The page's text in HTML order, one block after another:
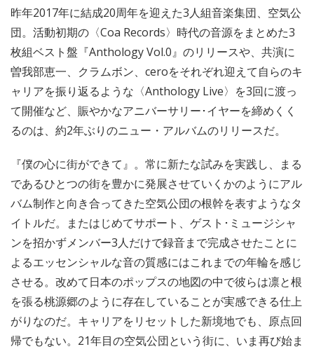
昨年2017年に結成20周年を迎えた3人組音楽集団、空気公
団。活動初期の〈Coa Records〉時代の音源をまとめた3
枚組ベスト盤『Anthology Vol.0』のリリースや、共演に
曽我部恵一、クラムボン、ceroをそれぞれ迎えて自らのキ
ャリアを振り返るような〈Anthology Live〉を3回に渡っ
て開催など、賑やかなアニバーサリー･イヤーを締めくく
るのは、約2年ぶりのニュー・アルバムのリリースだ。
『僕の心に街ができて』。常に新たな試みを実践し、まる
であるひとつの街を豊かに発展させていくかのようにアル
バム制作と向き合ってきた空気公団の根幹を表すようなタ
イトルだ。またはじめてサポート、ゲスト･ミュージシャ
ンを招かずメンバー3人だけで録音まで完成させたことに
よるエッセンシャルな音の質感にはこれまでの年輪を感じ
させる。改めて日本のポップスの地図の中で彼らは凛と根
を張る桃源郷のように存在していることが実感できる仕上
がりなのだ。キャリアをリセットした新境地でも、原点回
帰でもない。21年目の空気公団という街に、いま再び始ま